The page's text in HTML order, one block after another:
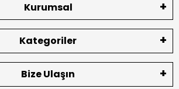
Kurumsal
Kategoriler
Bize Ulaşın